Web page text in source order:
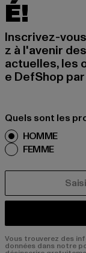
É!
Inscrivez-
z à l'avenir
actuelles, les
e DefShop
Quels sont les
HOMME
FEMME
Vous trouverez des
données dans notre